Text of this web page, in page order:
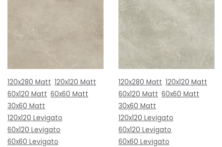
120x280 Matt 120x120 Matt
60x120 Matt 60x60 Matt
30x60 Matt
120x120 Levigato
60x120 Levigato
60x60 Levigato
120x280 Matt 120x120 Matt
60x120 Matt 60x60 Matt
30x60 Matt
120x120 Levigato
60x120 Levigato
60x60 Levigato